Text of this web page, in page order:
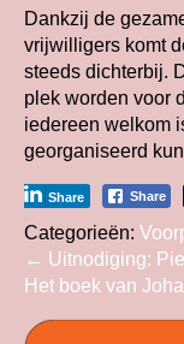
Dankzij de
vrijwilligers komt
steeds dichterbij.
plek worden voor
iedereen welkom
georganiseerd
Share
Share
Categorieën:
Bericht
navigatie
← Uitnodiging:
Het boek van